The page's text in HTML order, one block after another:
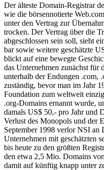
Der älteste Domain-Registrar
wie die börsennotierte
unter den Vertrag zur
trocken. Der Vertrag über die
abgeschlossen sein soll, sieht
bar sowie weitere geschätzte
blickt auf eine bewegte
das Unternehmen zunächst für
unterhalb der Endungen .com,
zuständig, bevor man im Jahr
Foundation zum weltweit
.org-Domains ernannt wurde,
damals US$ 50,- pro Jahr und
Verlust des Monopols und der
September 1998 verlor NSI an
Unternehmen mit geschätzten
bis heute zu den größten
den etwa 2,5 Mio. Domains
damit auf künftig knapp unter